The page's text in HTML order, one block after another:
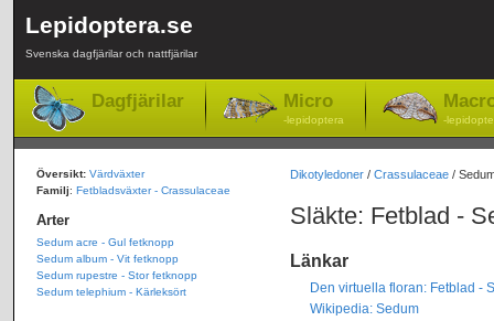
Lepidoptera.se
Svenska dagfjärilar och nattfjärilar
Dagfjärilar Micro
-lepidoptera -
Dikotyledoner/ Crassulaceae/
Släkte: Fetblad -
Länkar
Den virtuella floran: Fetblad -
Wikipedia: Sedum
Översikt: Värdväxter
Familj: Fetbladsväxter - Crassulaceae
Arter
Sedum acre - Gul fetknopp
Sedum album - Vit fetknopp
Sedum rupestre - Stor fetknopp
Sedum telephium - Kärleksört